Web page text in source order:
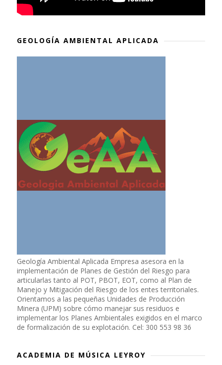
GEOLOGÍA AMBIENTAL APLICADA
Geología Ambiental Aplicada Empresa asesora en la
implementación de Planes de Gestión del Riesgo para
articularlas tanto al POT, PBOT, EOT, como al Plan de
Manejo y Mitigación del Riesgo de los entes territoriales.
Orientamos a las pequeñas Unidades de Producción
Minera (UPM) sobre cómo manejar sus residuos e
implementar los Planes Ambientales exigidos en el marco
de formalización de su explotación. Cel: 300 553 98 36
ACADEMIA DE MÚSICA LEYROY